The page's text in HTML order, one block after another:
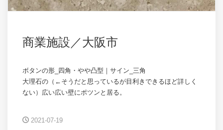
商業施設／大阪市
ボタンの形_四角・やや凸型｜サイン_三角
大理石の（←そうだと思っているが目利きできるほど詳しく
ない）広い広い壁にポツンと居る。
2021-07-19